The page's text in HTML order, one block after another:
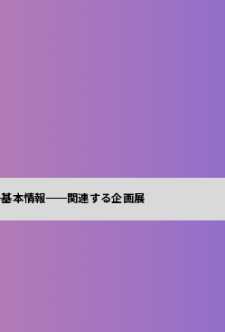
基本情報 関連する企画展